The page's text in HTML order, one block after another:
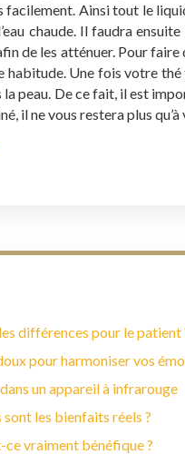
Ainsi tout le
chaude. Il faudra
de les atténuer. Pour
Une fois votre
peau. De ce fait, il est
il ne vous restera plus
différences pour le patient
pour harmoniser vos
un appareil à infrarouge
les bienfaits réels ?
ce vraiment bénéfique ?